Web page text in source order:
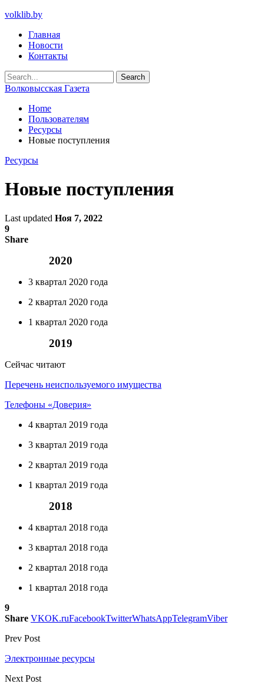
volklib.by
Главная
Новости
Контакты
Волковысская Газета
Home
Пользователям
Ресурсы
Новые поступления
Ресурсы
Новые поступления
Last updated Ноя 7, 2022
9
Share
2020
3 квартал 2020 года
2 квартал 2020 года
1 квартал 2020 года
2019
Сейчас читают
Перечень неиспользуемого имущества
Телефоны «Доверия»
4 квартал 2019 года
3 квартал 2019 года
2 квартал 2019 года
1 квартал 2019 года
2018
4 квартал 2018 года
3 квартал 2018 года
2 квартал 2018 года
1 квартал 2018 года
9
Share VKOK.ruFacebookTwitterWhatsAppTelegramViber
Prev Post
Электронные ресурсы
Next Post